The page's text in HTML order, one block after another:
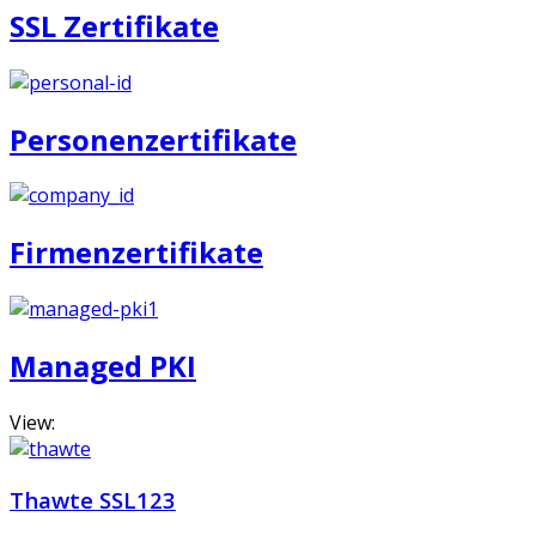
SSL Zertifikate
Personenzertifikate
Firmenzertifikate
Managed PKI
View:
Thawte SSL123